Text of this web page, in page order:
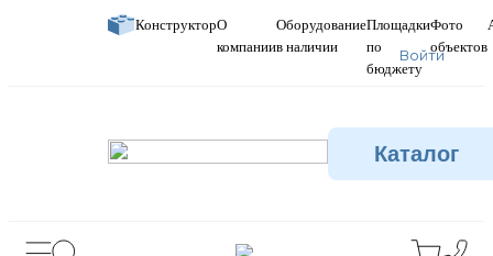
КонструкторО
компании
Оборудование
в наличии
Площадки
по
бюджету
Фото
объектов
Войти
Каталог